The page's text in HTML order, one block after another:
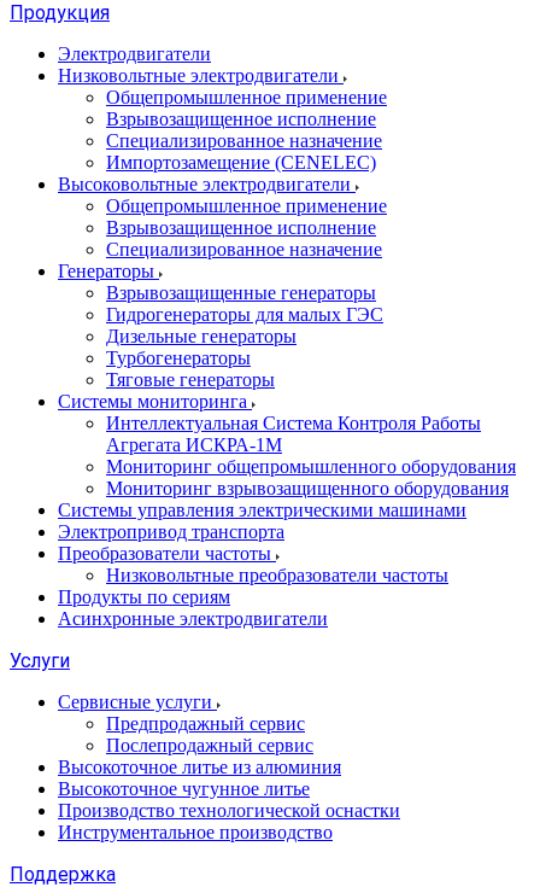
Продукция
Электродвигатели
Низковольтные электродвигатели
Общепромышленное применение
Взрывозащищенное исполнение
Специализированное назначение
Импортозамещение (CENELEC)
Высоковольтные электродвигатели
Общепромышленное применение
Взрывозащищенное исполнение
Специализированное назначение
Генераторы
Взрывозащищенные генераторы
Гидрогенераторы для малых ГЭС
Дизельные генераторы
Турбогенераторы
Тяговые генераторы
Системы мониторинга
Интеллектуальная Система Контроля Работы
Агрегата ИСКРА-1М
Мониторинг общепромышленного оборудования
Мониторинг взрывозащищенного оборудования
Системы управления электрическими машинами
Электропривод транспорта
Преобразователи частоты
Низковольтные преобразователи частоты
Продукты по сериям
Асинхронные электродвигатели
Услуги
Сервисные услуги
Предпродажный сервис
Послепродажный сервис
Высокоточное литье из алюминия
Высокоточное чугунное литье
Производство технологической оснастки
Инструментальное производство
Поддержка